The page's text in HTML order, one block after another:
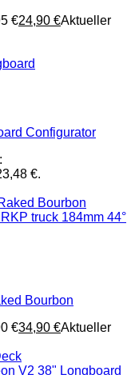
€24,90 €Aktueller
Configurator
€.
Bourbon
€34,90 €Aktueller